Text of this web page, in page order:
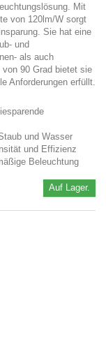
Mit
von 120lm/W sorgt
Sie hat eine
und
als auch
90 Grad bietet sie
Anforderungen erfüllt.
und Wasser
und Effizienz
Beleuchtung
Auf Lager.